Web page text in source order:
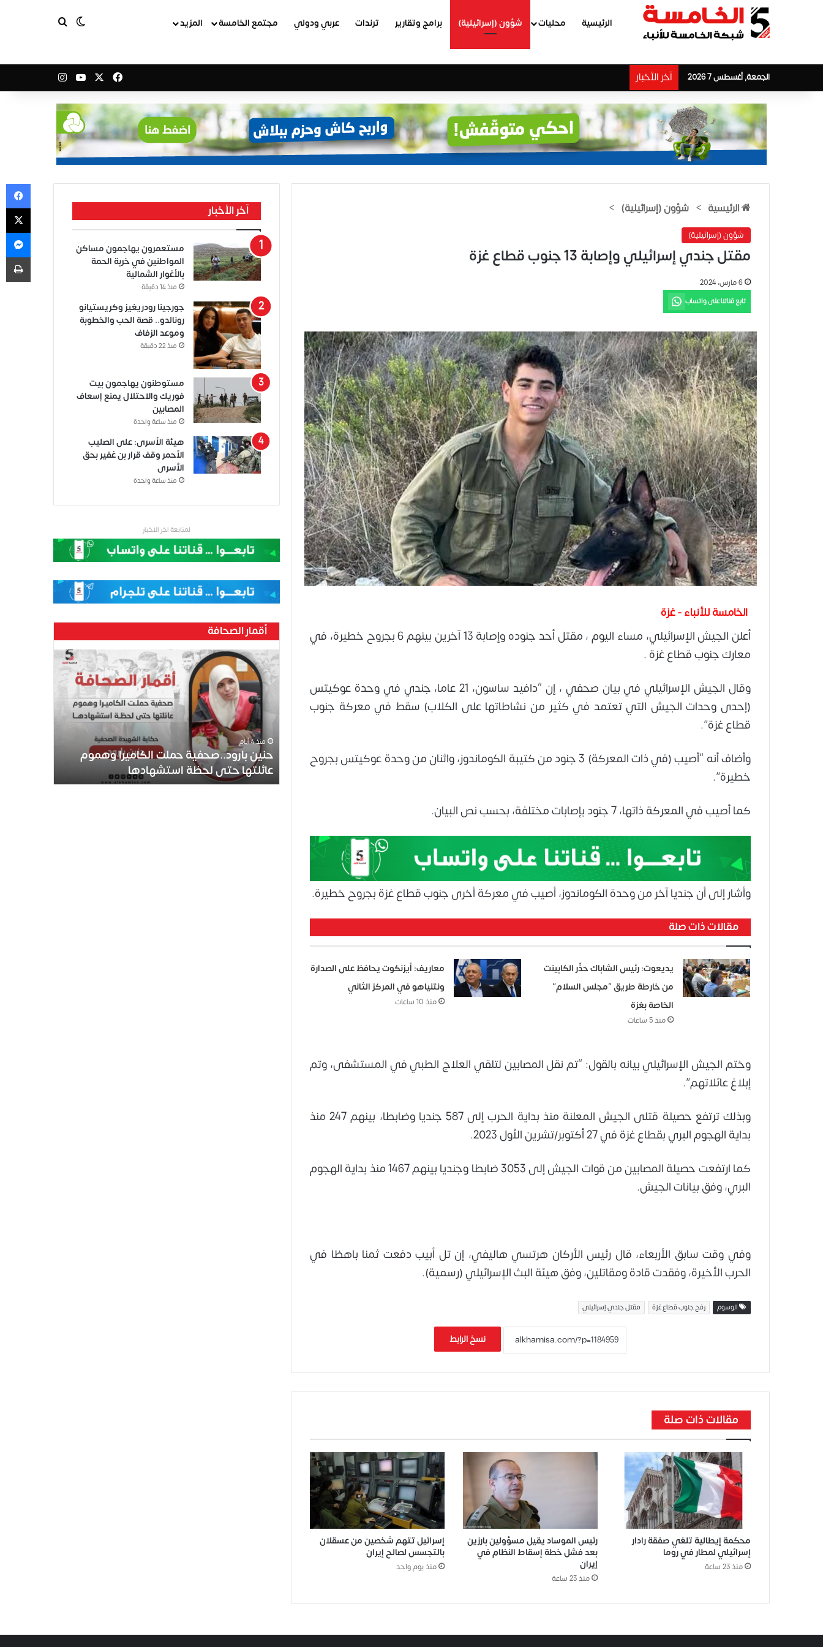
الرئيسية محليات شؤون (إسرائيلية) برامج وتقارير ترندات عربي ودولي مجتمع الخامسة المزيد الوضع المظلم
بحث عن
الجمعة, أغسطس 7 2026 آخر الأخبار فيسبوك‫YouTube
انستقرام
الرئيسية > شؤون (إسرائيلية) >
شؤون (إسرائيلية)
مقتل جندي إسرائيلي وإصابة 13 جنوب قطاع غزة
6 مارس، 2024
تابع قناتنا على واتساب
الخامسة للأنباء - غزة
أعلن الجيش الإسرائيلي، مساء اليوم ، مقتل أحد جنوده وإصابة 13 آخرين بينهم 6 بجروح خطيرة، في
معارك جنوب قطاع غزة .
وقال الجيش الإسرائيلي في بيان صحفي ، إن “دافيد ساسون، 21 عاما، جندي في وحدة عوكيتس
(إحدى وحدات الجيش التي تعتمد في كثير من نشاطاتها على الكلاب) سقط في معركة جنوب
قطاع غزة”.
وأضاف أنه “أصيب (في ذات المعركة) 3 جنود من كتيبة الكوماندوز، واثنان من وحدة عوكيتس بجروح
خطيرة”.
كما أصيب في المعركة ذاتها، 7 جنود بإصابات مختلفة، بحسب نص البيان.
وأشار إلى أن جنديا آخر من وحدة الكوماندوز، أصيب في معركة أخرى جنوب قطاع غزة بجروح خطيرة.
مقالات ذات صلة
يديعوت: رئيس الشاباك حذّر الكابينت
من خارطة طريق “مجلس السلام”
الخاصة بغزة
منذ 5 ساعات
معاريف: أيزنكوت يحافظ على الصدارة
ونتنياهو في المركز الثاني
منذ 10 ساعات
وختم الجيش الإسرائيلي بيانه بالقول: “تم نقل المصابين لتلقي العلاج الطبي في المستشفى، وتم
إبلاغ عائلاتهم”.
وبذلك ترتفع حصيلة قتلى الجيش المعلنة منذ بداية الحرب إلى 587 جنديا وضابطا، بينهم 247 منذ
بداية الهجوم البري بقطاع غزة في 27 أكتوبر/تشرين الأول 2023.
كما ارتفعت حصيلة المصابين من قوات الجيش إلى 3053 ضابطا وجنديا بينهم 1467 منذ بداية الهجوم
البري، وفق بيانات الجيش.
وفي وقت سابق الأربعاء، قال رئيس الأركان هرتسي هاليفي، إن تل أبيب دفعت ثمنا باهظا في
الحرب الأخيرة، وفقدت قادة ومقاتلين، وفق هيئة البث الإسرائيلي (رسمية).
الوسوم رفح جنوب قطاع غزة مقتل جندي إسرائيلي
نسخ الرابط
مقالات ذات صلة
محكمة إيطالية تلغي صفقة رادار
إسرائيلي لمطار في روما
منذ 23 ساعة
رئيس الموساد يقيل مسؤولين بارزين
بعد فشل خطة إسقاط النظام في
إيران
منذ 23 ساعة
إسرائيل تتهم شخصين من عسقلان
بالتجسس لصالح إيران
منذ يوم واحد
آخر الأخبار
مستعمرون يهاجمون مساكن
المواطنين في خربة الحمة
بالأغوار الشمالية
منذ 14 دقيقة
جورجينا رودريغيز وكريستيانو
رونالدو.. قصة الحب والخطوبة
وموعد الزفاف
منذ 22 دقيقة
مستوطنون يهاجمون بيت
فوريك والاحتلال يمنع إسعاف
المصابين
منذ ساعة واحدة
هيئة الأسرى: على الصليب
الأحمر وقف قرار بن غفير بحق
الأسرى
منذ ساعة واحدة
لمتابعة اخر الاخبار
أقمار الصحافة
حنين
بارود..صحفية
حملت
الكاميرا
وهموم
عائلتها
لحظة
استشهادها
منذ 4 أيام
حنين بارود..صحفية حملت الكاميرا وهموم
عائلتها حتى لحظة استشهادها
‫X